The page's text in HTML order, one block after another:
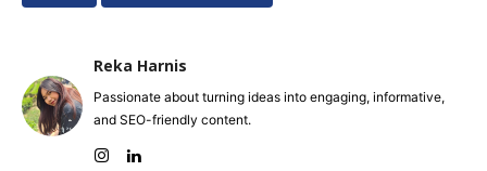
Reka Harnis
Passionate about turning ideas into engaging, informative,
and SEO-friendly content.